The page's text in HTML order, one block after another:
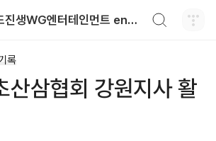
와일드진생WG엔터테인먼트 entertainment
록
산삼협회 강원지사 활